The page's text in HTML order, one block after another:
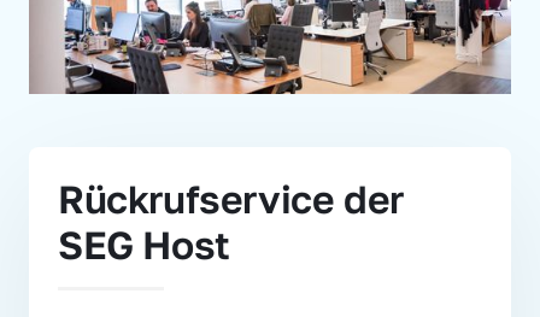
Rückrufservice der
SEG Host